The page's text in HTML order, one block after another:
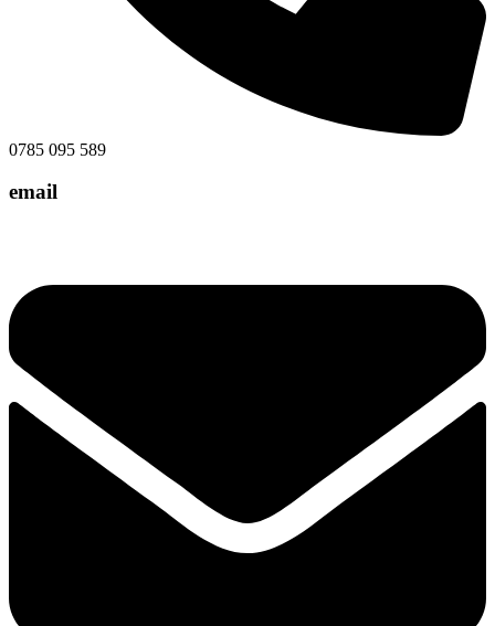
0785 095 589
email